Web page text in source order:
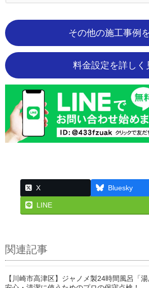
その他の施工事例
料金設定を詳しく
X Bluesky
LINE
関連記事
【川崎市高津区】ジャノメ製24時間風呂「